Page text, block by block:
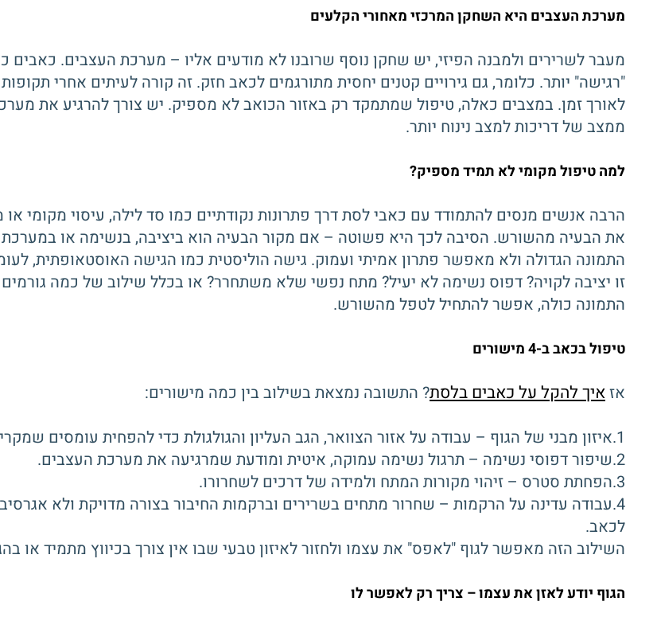
מערכת העצבים היא השחקן המרכזי מאחורי הקלעים
מעבר לשרירים ולמבנה הפיזי, יש שחקן נוסף שרובנו לא מודעים אליו – מערכת העצבים.
"רגישה" יותר. כלומר, גם גירויים קטנים יחסית מתורגמים לכאב חזק. זה קורה לעיתים אחרי
לאורך זמן. במצבים כאלה, טיפול שמתמקד רק באזור הכואב לא מספיק. יש צורך להרגיע את
ממצב של דריכות למצב נינוח יותר.
למה טיפול מקומי לא תמיד מספיק?
הרבה אנשים מנסים להתמודד עם כאבי לסת דרך פתרונות נקודתיים כמו סד לילה, עיסוי מקומי
את הבעיה מהשורש. הסיבה לכך היא פשוטה – אם מקור הבעיה הוא ביציבה, בנשימה או
התמונה הגדולה ולא מאפשר פתרון אמיתי ועמוק. גישה הוליסטית כמו הגישה האוסטאופתית,
זו יציבה לקויה? דפוס נשימה לא יעיל? מתח נפשי שלא משתחרר? או בכלל שילוב של כמה
התמונה כולה, אפשר להתחיל לטפל מהשורש.
טיפול בכאב ב-4 מישורים
אזאיך להקל על כאבים בלסת? התשובה נמצאת בשילוב בין כמה מישורים:
1.איזון מבני של הגוף – עבודה על אזור הצוואר, הגב העליון והגולגולת כדי להפחית עומסים שמקרינים ללסת.
2.שיפור דפוסי נשימה – תרגול נשימה עמוקה, איטית ומודעת שמרגיעה את מערכת העצבים.
3.הפחתת סטרס – זיהוי מקורות המתח ולמידה של דרכים לשחרורו.
4.עבודה עדינה על הרקמות – שחרור מתחים בשרירים וברקמות החיבור בצורה מדויקת ולא
לכאב.
השילוב הזה מאפשר לגוף "לאפס" את עצמו ולחזור לאיזון טבעי שבו אין צורך בכיווץ מתמיד או
הגוף יודע לאזן את עצמו – צריך רק לאפשר לו